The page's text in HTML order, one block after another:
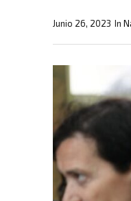
In
Junio 26, 2023